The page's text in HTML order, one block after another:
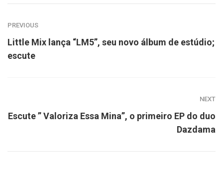
PREVIOUS
Little Mix lança “LM5”, seu novo álbum de estúdio;
escute
NEXT
Escute ” Valoriza Essa Mina”, o primeiro EP do duo
Dazdama